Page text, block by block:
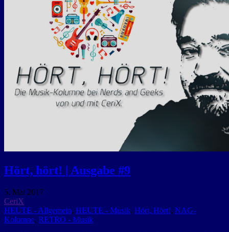
Hört, hört! | Ausgabe #9
5. Mai 2017
CeriX
HEUTE - Allgemein, HEUTE - Musik, Hört, Hört!, NAG-
Kolumne, RETRO - Musik